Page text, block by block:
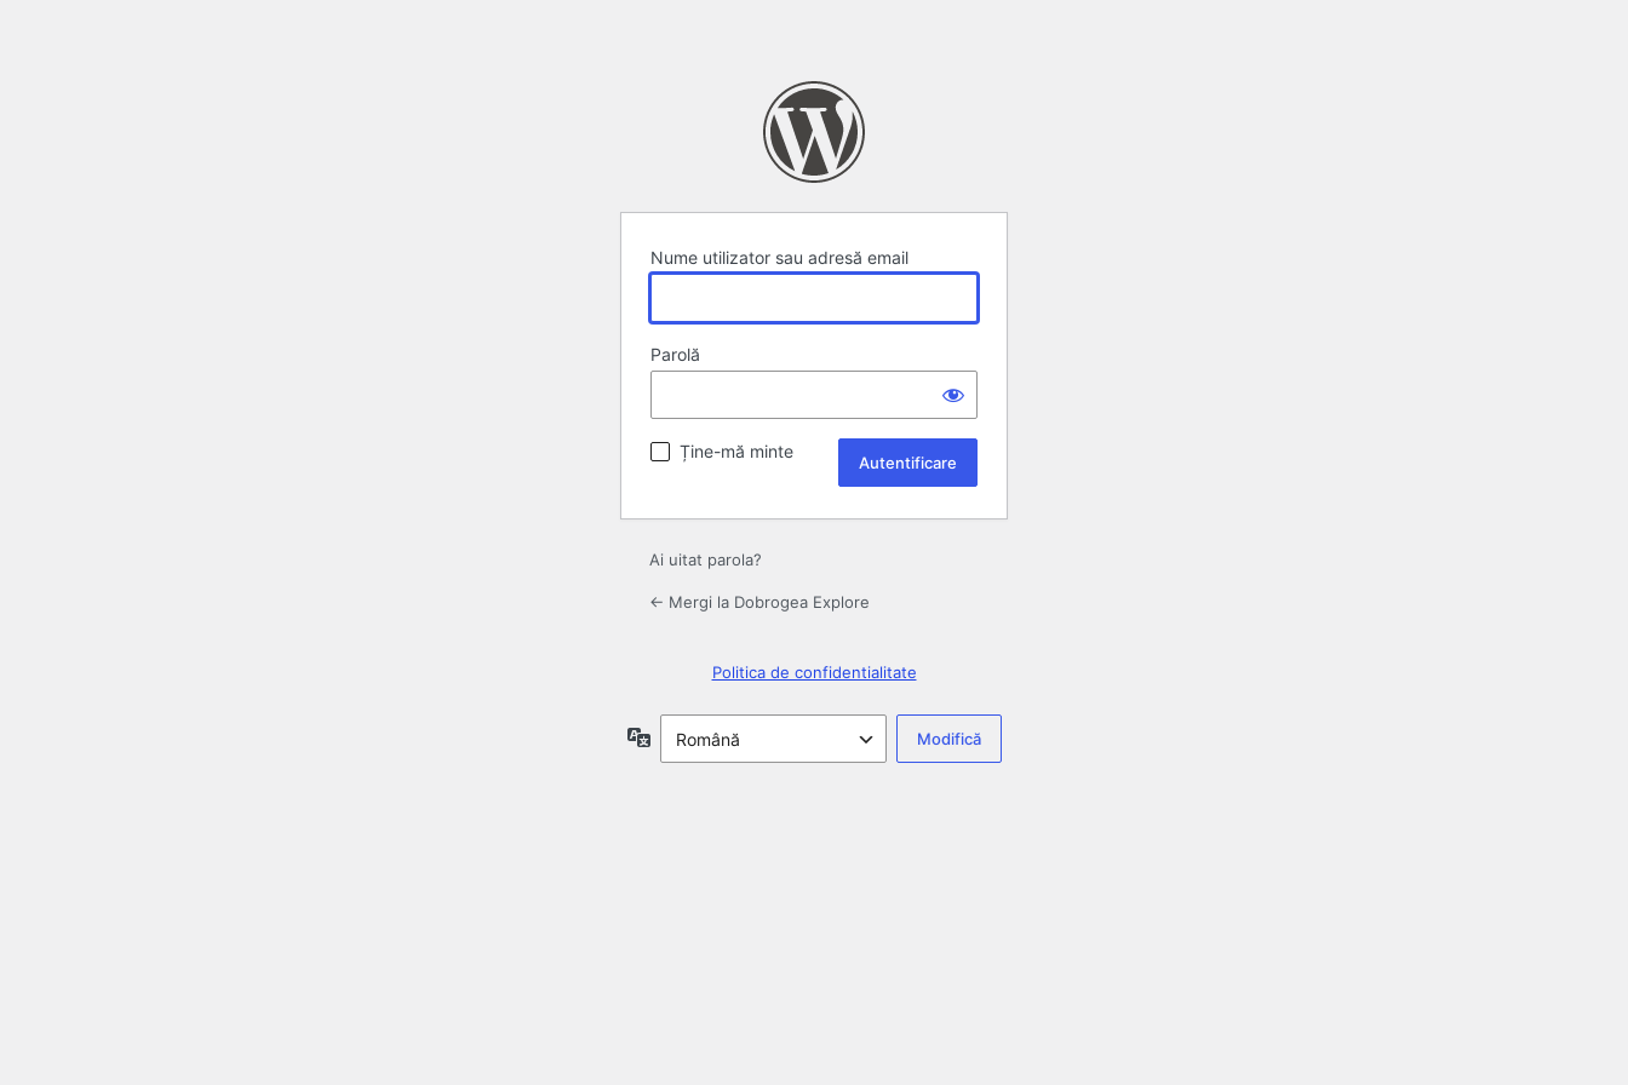
Nume utilizator sau adresă email
Parolă
Ține-mă minte
Ai uitat parola?
← Mergi la Dobrogea Explore
Politica de confidentialitate
Limbă